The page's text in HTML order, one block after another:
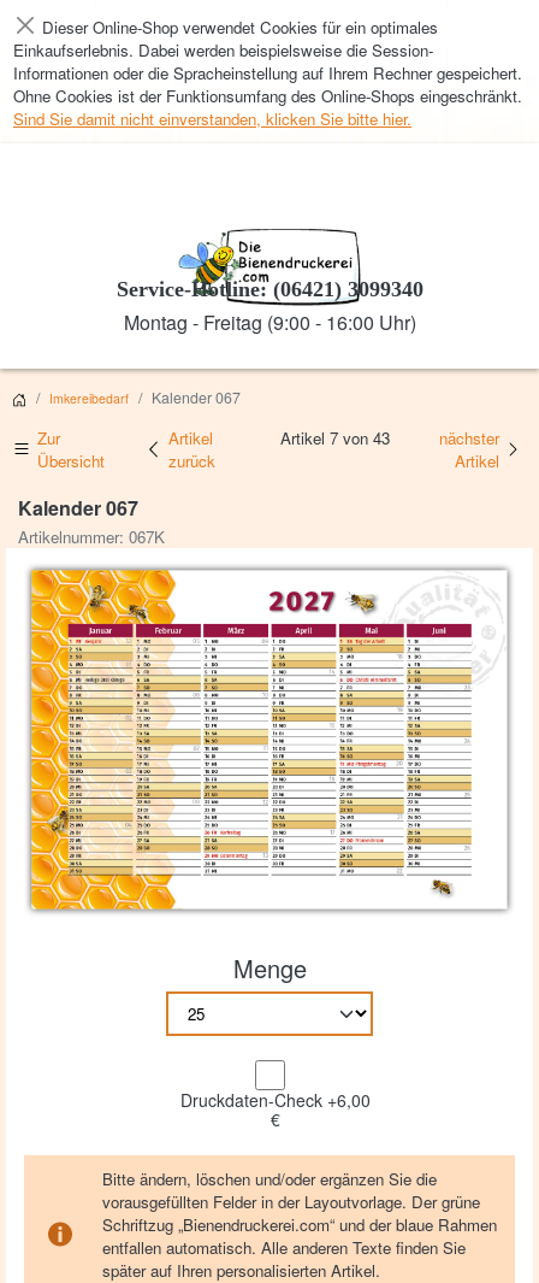
Schließen
Dieser Online-Shop verwendet Cookies für ein optimales
Einkaufserlebnis. Dabei werden beispielsweise die Session-
Informationen oder die Spracheinstellung auf Ihrem Rechner gespeichert.
Ohne Cookies ist der Funktionsumfang des Online-Shops eingeschränkt.
Sind Sie damit nicht einverstanden, klicken Sie bitte hier.
Service-Hotline: (06421) 3099340
Montag - Freitag (9:00 - 16:00 Uhr)
Imkereibedarf Kalender 067
Zur
Übersicht
Artikel
zurück
Artikel 7 von 43
nächster
Artikel
Kalender 067
Artikelnummer: 067K
Menge
Druckdaten-Check +6,00
€
Bitte ändern, löschen und/oder ergänzen Sie die
vorausgefüllten Felder in der Layoutvorlage. Der grüne
Schriftzug „Bienendruckerei.com“ und der blaue Rahmen
entfallen automatisch. Alle anderen Texte finden Sie
später auf Ihren personalisierten Artikel.